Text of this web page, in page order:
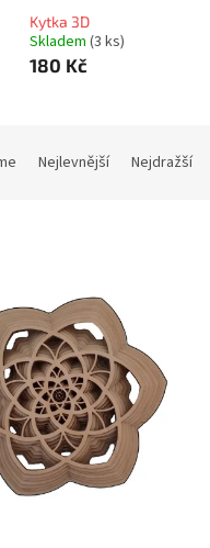
Kytka 3D
Skladem (3 ks)
180 Kč
Nejlevnější Nejdražší